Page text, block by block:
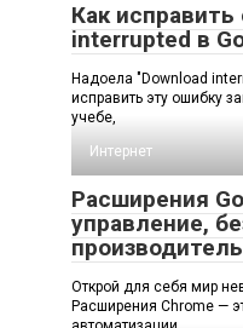
Как
interrupted в
Надоела "Download
исправить эту ошибку
учебе,
Интернет
Расширения
управление,
Открой для себя мир
Расширения Chrome —